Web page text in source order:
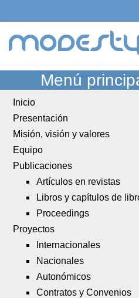
Menú
Inicio
Presentación
Misión, visión y valores
Equipo
Publicaciones
Artículos en revistas
Libros y capítulos de
Proceedings
Proyectos
Internacionales
Nacionales
Autonómicos
Contratos y Convenios